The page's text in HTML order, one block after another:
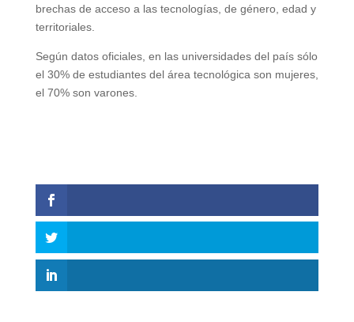
brechas de acceso a las tecnologías, de género, edad y
territoriales.
Según datos oficiales, en las universidades del país sólo
el 30% de estudiantes del área tecnológica son mujeres,
el 70% son varones.